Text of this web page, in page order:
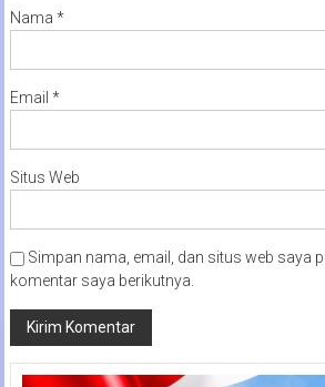
Nama *
Email *
Situs Web
Simpan nama, email, dan situs web saya
komentar saya berikutnya.